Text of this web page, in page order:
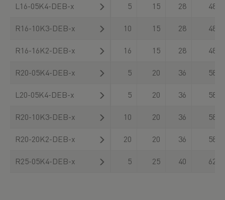
L16-05K4-DEB-x 5 15 28 48
R16-10K3-DEB-x 10 15 28 48
R16-16K2-DEB-x 16 15 28 48
R20-05K4-DEB-x 5 20 36 58
L20-05K4-DEB-x 5 20 36 58
R20-10K3-DEB-x 10 20 36 58
R20-20K2-DEB-x 20 20 36 58
R25-05K4-DEB-x 5 25 40 62